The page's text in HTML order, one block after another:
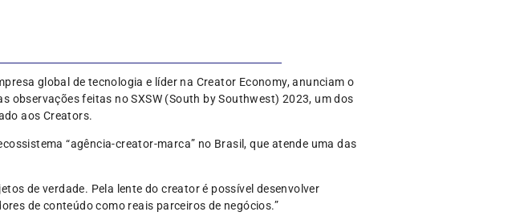
global de tecnologia e líder na Creator Economy, anunciam o
observações feitas no SXSW (South by Southwest) 2023, um dos
aos Creators.
“agência-creator-marca” no Brasil, que atende uma das
de verdade. Pela lente do creator é possível desenvolver
de conteúdo como reais parceiros de negócios.”